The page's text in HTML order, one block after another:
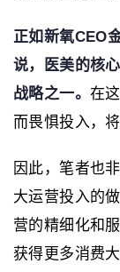
正如新氧CEO
说，医美的核
战略之一。 在
而畏惧投入，
因此，笔者也
大运营投入的
营的精细化和
获得更多消费